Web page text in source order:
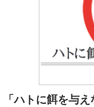
「ハトに餌を与